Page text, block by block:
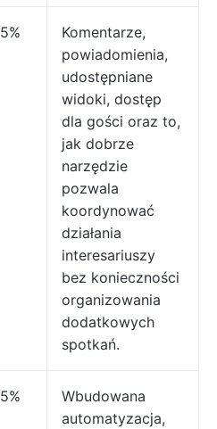
Komentarze,
powiadomienia,
udostępniane
widoki, dostęp
dla gości oraz to,
jak dobrze
narzędzie
pozwala
koordynować
działania
interesariuszy
bez konieczności
organizowania
dodatkowych
spotkań.
Wbudowana
automatyzacja,